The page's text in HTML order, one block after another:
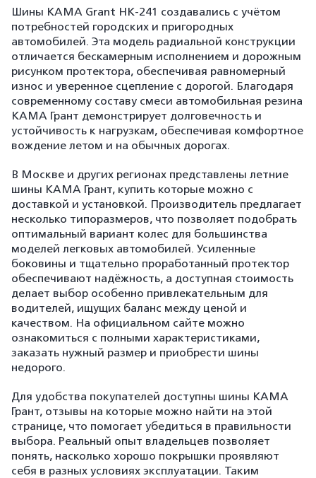
Шины KAMA Grant HK-241 создавались с учётом
потребностей городских и пригородных
автомобилей. Эта модель радиальной конструкции
отличается бескамерным исполнением и дорожным
рисунком протектора, обеспечивая равномерный
износ и уверенное сцепление с дорогой. Благодаря
современному составу смеси автомобильная резина
КАМА Грант демонстрирует долговечность и
устойчивость к нагрузкам, обеспечивая комфортное
вождение летом и на обычных дорогах.
В Москве и других регионах представлены летние
шины КАМА Грант, купить которые можно с
доставкой и установкой. Производитель предлагает
несколько типоразмеров, что позволяет подобрать
оптимальный вариант колес для большинства
моделей легковых автомобилей. Усиленные
боковины и тщательно проработанный протектор
обеспечивают надёжность, а доступная стоимость
делает выбор особенно привлекательным для
водителей, ищущих баланс между ценой и
качеством. На официальном сайте можно
ознакомиться с полными характеристиками,
заказать нужный размер и приобрести шины
недорого.
Для удобства покупателей доступны шины КАМА
Грант, отзывы на которые можно найти на этой
странице, что помогает убедиться в правильности
выбора. Реальный опыт владельцев позволяет
понять, насколько хорошо покрышки проявляют
себя в разных условиях эксплуатации. Таким